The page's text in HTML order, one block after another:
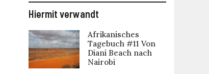
Hiermit verwandt
Afrikanisches
Tagebuch #11 Von
Diani Beach nach
Nairobi